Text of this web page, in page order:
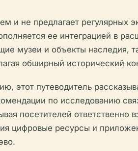
и не предлагает регулярных
ее интеграцией в
музеи и объекты наследия,
обширный исторический
этот путеводитель
по исследованию
посетителей
цифровые ресурсы и